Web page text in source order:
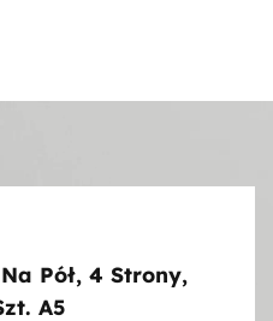
Pół, 4 Strony,
A5